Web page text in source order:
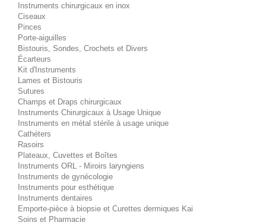
Instruments chirurgicaux en inox
Ciseaux
Pinces
Porte-aiguilles
Bistouris, Sondes, Crochets et Divers
Écarteurs
Kit d'Instruments
Lames et Bistouris
Sutures
Champs et Draps chirurgicaux
Instruments Chirurgicaux à Usage Unique
Instruments en métal stérile à usage unique
Cathéters
Rasoirs
Plateaux, Cuvettes et Boîtes
Instruments ORL - Miroirs laryngiens
Instruments de gynécologie
Instruments pour esthétique
Instruments dentaires
Emporte-pièce à biopsie et Curettes dermiques Kai
Soins et Pharmacie